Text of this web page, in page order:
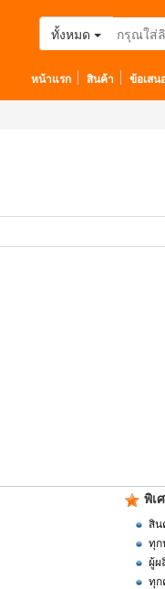
ทั้งหมด
หน้าแรก สินค้า ข้อเสน
พิเ
สิน
ทุ
ผู้ผ
ทุก